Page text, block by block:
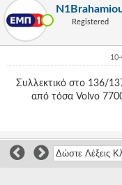
-
-
-
-
-
Registered
Συλλεκτικό στο 136/
από τόσα Volvo